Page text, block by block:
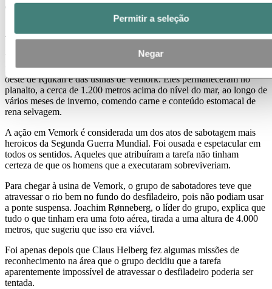
Permitir a seleção
Negar
especialmente treinados.
Ação heroica
Um total de 12 homens escolhidos a dedo foram lançados de
paraquedas no planalto de Hardangervidda, a uma boa distância a
oeste de Rjukan e das usinas de Vemork. Eles permaneceram no
planalto, a cerca de 1.200 metros acima do nível do mar, ao longo de
vários meses de inverno, comendo carne e conteúdo estomacal de
rena selvagem.
A ação em Vemork é considerada um dos atos de sabotagem mais
heroicos da Segunda Guerra Mundial. Foi ousada e espetacular em
todos os sentidos. Aqueles que atribuíram a tarefa não tinham
certeza de que os homens que a executaram sobreviveriam.
Para chegar à usina de Vemork, o grupo de sabotadores teve que
atravessar o rio bem no fundo do desfiladeiro, pois não podiam usar
a ponte suspensa. Joachim Rønneberg, o líder do grupo, explica que
tudo o que tinham era uma foto aérea, tirada a uma altura de 4.000
metros, que sugeriu que isso era viável.
Foi apenas depois que Claus Helberg fez algumas missões de
reconhecimento na área que o grupo decidiu que a tarefa
aparentemente impossível de atravessar o desfiladeiro poderia ser
tentada.